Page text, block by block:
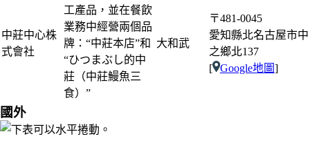
中莊中心株
式會社
工產品，並在餐飲
業務中經營兩個品
牌：“中莊本店”和
“ひつまぶし的中
莊（中莊鰻魚三
食）”
大和武
〒481-0045
愛知縣北名古屋市中
之鄉北137
[
Google地圖]
國外